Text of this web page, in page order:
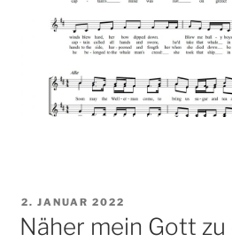
VERÖFFENTLICHT
AM
2. JANUAR 2022
Näher mein Gott zu